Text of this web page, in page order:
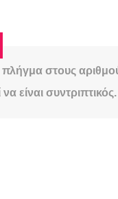
πλήγμα στους
είναι συντριπτικός.